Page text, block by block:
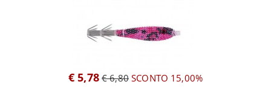
€ 5,78 € 6,80SCONTO 15,00%